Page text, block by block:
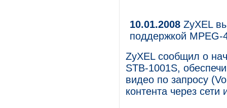
10.01.2008 ZyXEL
поддержкой MPEG-
ZyXEL сообщил о
STB-1001S,
видео по запросу
контента через сети